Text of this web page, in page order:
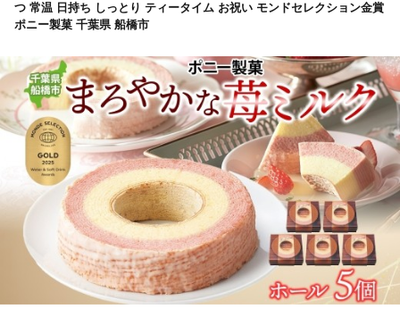
つ 常温 日持ち しっとり ティータイム お祝い モンドセレクション金賞
ポニー製菓 千葉県 船橋市